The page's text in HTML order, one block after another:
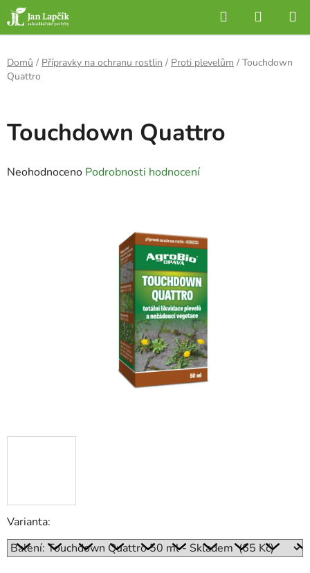
Přejít
na
obsah
Hledat
KOŠÍK
Domů / Přípravky na ochranu rostlin / Proti plevelům / Touchdown
Quattro
Varianta:
Touchdown Quattro
Průměrné
Neohodnoceno Podrobnosti hodnocení